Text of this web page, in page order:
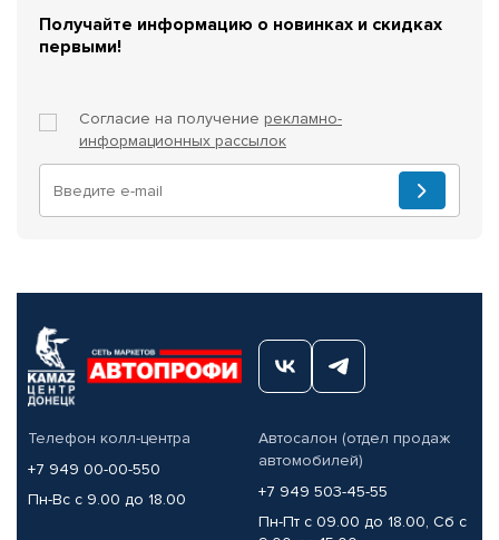
Получайте информацию о новинках и скидках
первыми!
Согласие на получение рекламно-
информационных рассылок
Телефон колл-центра
+7 949 00-00-550
Пн-Вс с 9.00 до 18.00
Автосалон (отдел продаж
автомобилей)
+7 949 503-45-55
Пн-Пт с 09.00 до 18.00, Сб с